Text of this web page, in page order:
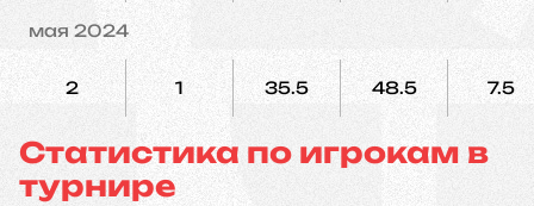
мая 2024
2 1 35.5 48.5 7.5
Статистика по игрокам в
турнире